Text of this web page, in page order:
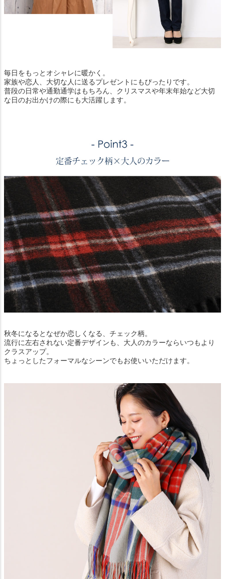
毎日をもっとオシャレに暖かく。
家族や恋人、大切な人に送るプレゼントにもぴったりです。
普段の日常や通勤通学はもちろん、クリスマスや年末年始など大切
な日のお出かけの際にも大活躍します。
秋冬になるとなぜか恋しくなる、チェック柄。
流行に左右されない定番デザインも、大人のカラーならいつもより
クラスアップ。
ちょっとしたフォーマルなシーンでもお使いいただけます。